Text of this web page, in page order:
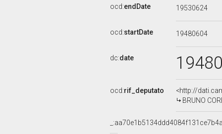
ocd:endDate 19530624
ocd:startDate 19480604
dc:date
ocd:rif_deputato
<http://
BRUNO